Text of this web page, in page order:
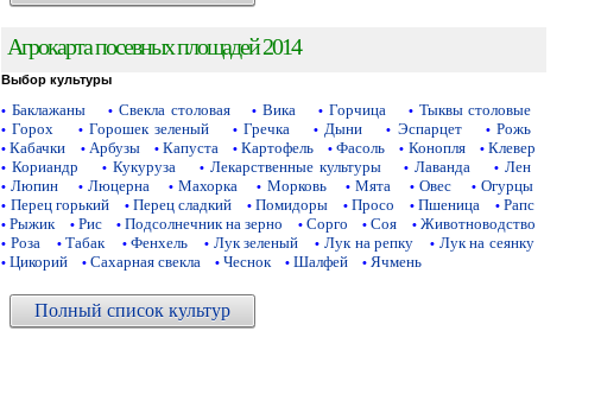
Агрокарта посевных площадей 2014
Выбор культуры
• Баклажаны • Свекла столовая • Вика • Горчица • Тыквы столовые
• Горох • Горошек зеленый • Гречка • Дыни • Эспарцет • Рожь
• Кабачки • Арбузы • Капуста • Картофель • Фасоль • Конопля • Клевер
• Кориандр • Кукуруза • Лекарственные культуры • Лаванда • Лен
• Люпин • Люцерна • Махорка • Морковь • Мята • Овес • Огурцы
• Перец горький • Перец сладкий • Помидоры • Просо • Пшеница • Рапс
• Рыжик • Рис • Подсолнечник на зерно • Сорго • Соя • Животноводство
• Роза • Табак • Фенхель • Лук зеленый • Лук на репку • Лук на сеянку
• Цикорий • Сахарная свекла • Чеснок • Шалфей • Ячмень
Полный список культур